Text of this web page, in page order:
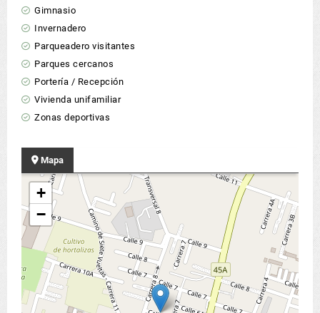
Gimnasio
Invernadero
Parqueadero visitantes
Parques cercanos
Portería / Recepción
Vivienda unifamiliar
Zonas deportivas
Mapa
+
−